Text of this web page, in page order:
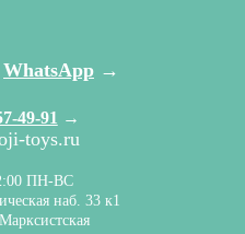
WhatsApp →
49-91 →
toys.ru
ПН-ВС
наб. 33 к1